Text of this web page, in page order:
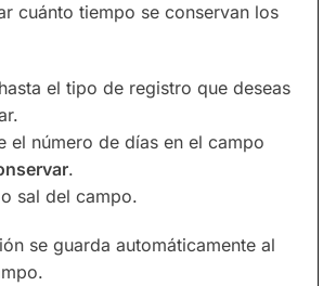
cuánto tiempo se conservan los
el tipo de registro que deseas
el número de días en el campo
.
sal del campo.
se guarda automáticamente al